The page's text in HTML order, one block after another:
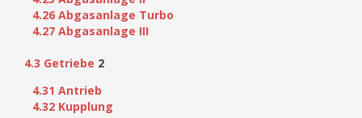
4.26 Abgasanlage Turbo
4.27 Abgasanlage III
4.3 Getriebe 2
4.31 Antrieb
4.32 Kupplung